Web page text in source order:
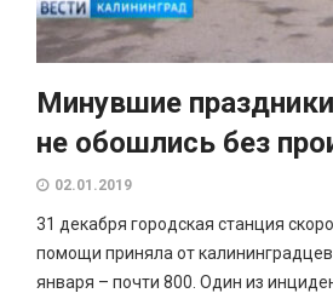
Минувшие
не обошлись без
02.01.2019
31 декабря городская станция
помощи приняла от калининградцев
января – почти 800. Один из